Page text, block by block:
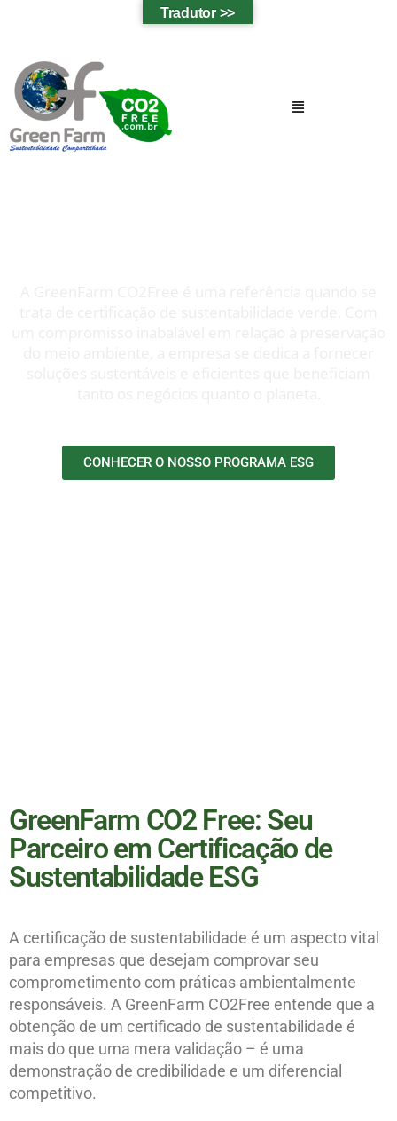
CONHECER O NOSSO PROGRAMA ESG
GreenFarm CO2 Free: Seu
Parceiro em Certificação de
Sustentabilidade ESG
A certificação de sustentabilidade é um aspecto vital
para empresas que desejam comprovar seu
comprometimento com práticas ambientalmente
responsáveis. A GreenFarm CO2Free entende que a
obtenção de um certificado de sustentabilidade é
mais do que uma mera validação – é uma
demonstração de credibilidade e um diferencial
competitivo.
Tradutor >>